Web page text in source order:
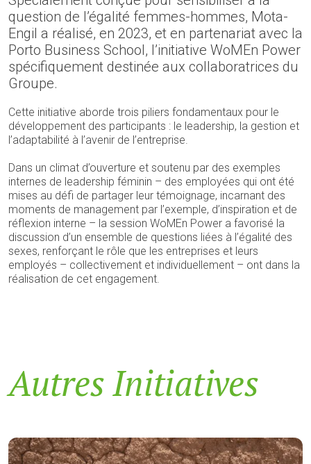
question de l’égalité femmes-hommes, Mota-
Engil a réalisé, en 2023, et en partenariat avec la
Porto Business School, l’initiative WoMEn Power
spécifiquement destinée aux collaboratrices du
Groupe.
Cette initiative aborde trois piliers fondamentaux pour le
développement des participants : le leadership, la gestion et
l’adaptabilité à l’avenir de l’entreprise.
Dans un climat d’ouverture et soutenu par des exemples
internes de leadership féminin – des employées qui ont été
mises au défi de partager leur témoignage, incarnant des
moments de management par l’exemple, d’inspiration et de
réflexion interne – la session WoMEn Power a favorisé la
discussion d’un ensemble de questions liées à l’égalité des
sexes, renforçant le rôle que les entreprises et leurs
employés – collectivement et individuellement – ont dans la
réalisation de cet engagement.
Autres Initiatives